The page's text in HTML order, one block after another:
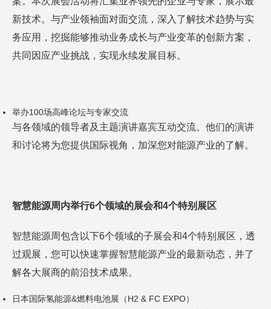
新技术。与产业领袖面对面交流，深入了解技术趋势与实
务应用，挖掘能够推动业务成长与产业变革的创新方案，
共同因应产业挑战，实现永续发展目标。
举办100场高峰论坛与专家交流
与各领域的领导者及主题演讲嘉宾互动交流。他们的演讲
和讨论将为您提供国际视角，加深您对能源产业的了解。
智慧能源周内举行6个领域的展会和4个特别展区
智慧能源周包含以下6个领域的子展会和4个特别展区，透
过观展，您可以快速掌握智慧能源产业的最新动态，并了
解各大展商的前沿技术成果。
日本国际氢能源&燃料电池展（H2 & FC EXPO）